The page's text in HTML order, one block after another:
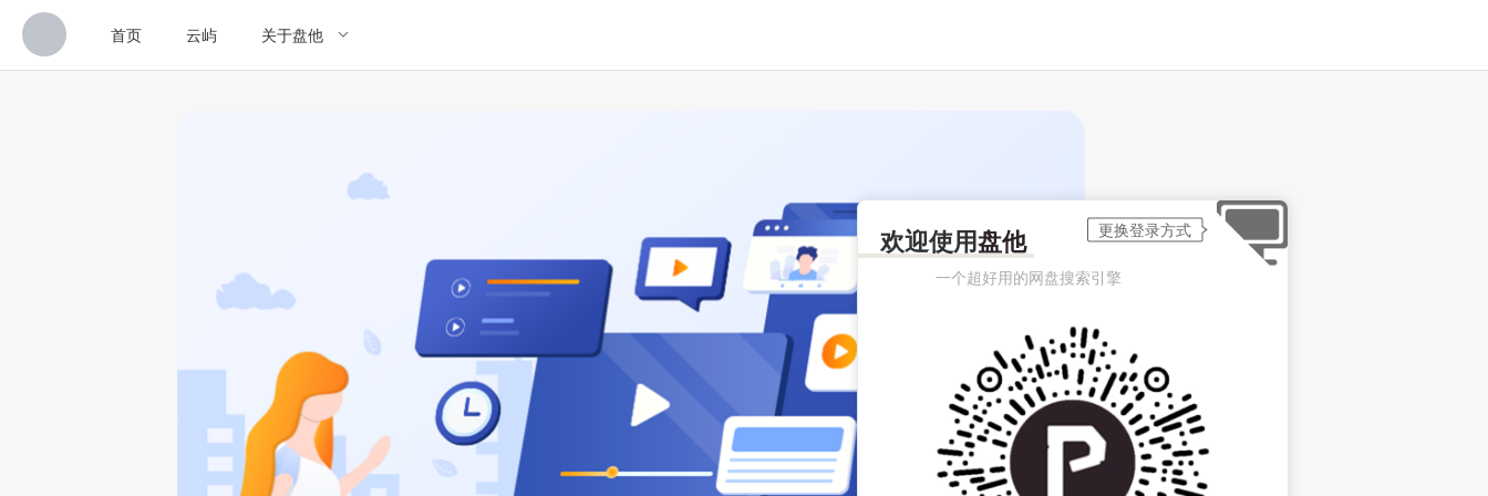
首页 云屿 关于盘他
欢迎使用盘他
一个超好用的网盘搜索引擎